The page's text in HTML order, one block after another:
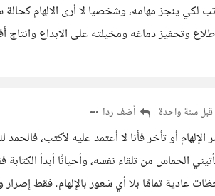
لكي ينجز مهامه، وشخصيا لا أرى الالهام
وتحفيز دماغه ومخيلته على الابداع وانتاج
قبل سنة واحدة أضف ردا
أو تأخر فأنا لا أعتمد عليه لأكتب،
الحماس من تلقاء نفسه، وأحيانًا أبدأ
عادية تمامًا بلا أي شعور بالإلهام، فقط